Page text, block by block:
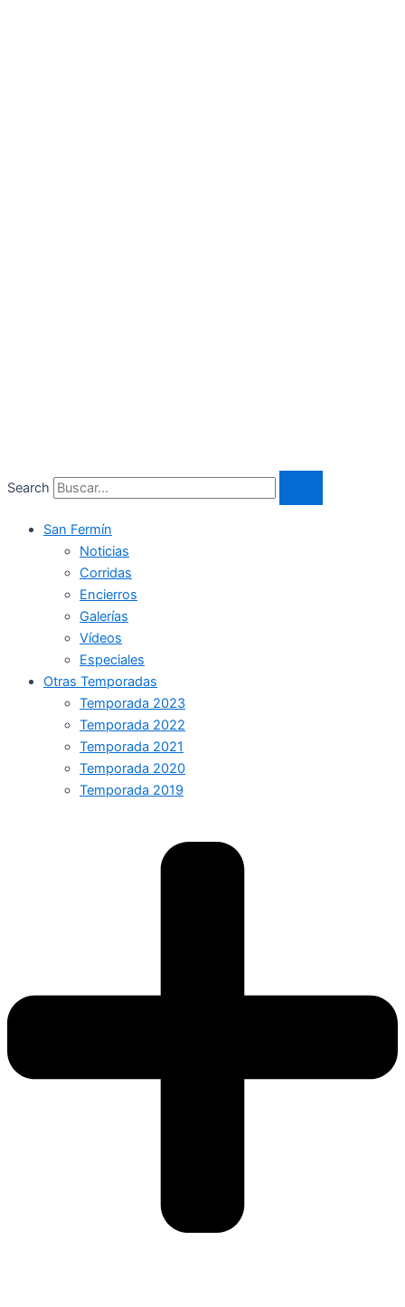
Search
San Fermín
Noticias
Corridas
Encierros
Galerías
Vídeos
Especiales
Otras Temporadas
Temporada 2023
Temporada 2022
Temporada 2021
Temporada 2020
Temporada 2019